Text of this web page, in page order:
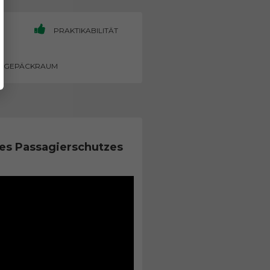
PRAKTIKABILITÄT
GEPÄCKRAUM
Passagierschutzes